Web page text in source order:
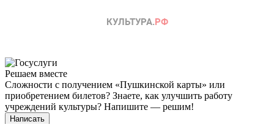
Решаем вместе
Сложности с получением «Пушкинской карты» или
приобретением билетов? Знаете, как улучшить работу
учреждений культуры? Напишите — решим!
Написать